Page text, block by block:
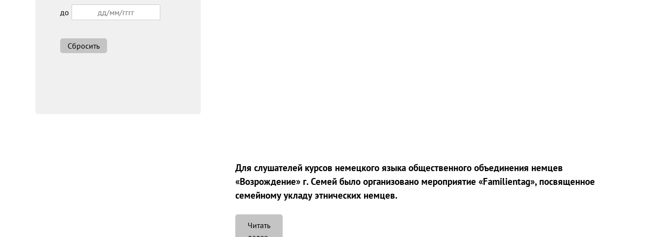
Для слушателей курсов немецкого языка общественного объединения немцев
«Возрождение» г. Семей было организовано мероприятие «Familientag», посвященное
семейному укладу этнических немцев.
Читать
до
Сбросить